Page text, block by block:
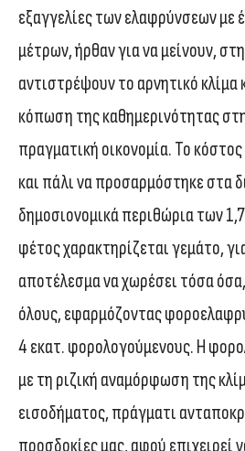
εξαγγελίες των ελαφρύνσεων με
μέτρων, ήρθαν για να μείνουν,
αντιστρέψουν το αρνητικό κλίμα
κόπωση της καθημερινότητας
πραγματική οικονομία. Το
και πάλι να προσαρμόστηκε στα
δημοσιονομικά περιθώρια των
φέτος χαρακτηρίζεται γεμάτο,
αποτέλεσμα να χωρέσει τόσα
όλους, εφαρμόζοντας
4 εκατ. φορολογούμενους. Η
με τη ριζική αναμόρφωση της
εισοδήματος, πράγματι
προσδοκίες μας, αφού επιχειρεί